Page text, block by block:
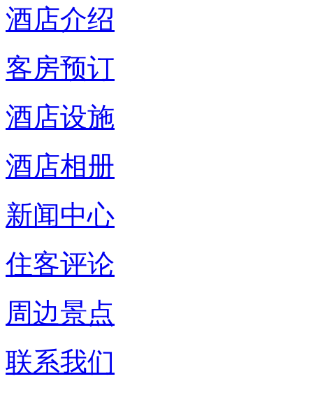
酒店介绍
客房预订
酒店设施
酒店相册
新闻中心
住客评论
周边景点
联系我们